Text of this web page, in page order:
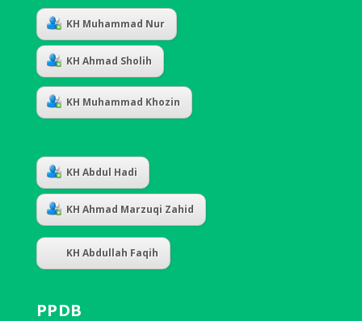
KH Muhammad Nur
KH Ahmad Sholih
KH Muhammad Khozin
KH Abdul Hadi
KH Ahmad Marzuqi Zahid
KH Abdullah Faqih
PPDB